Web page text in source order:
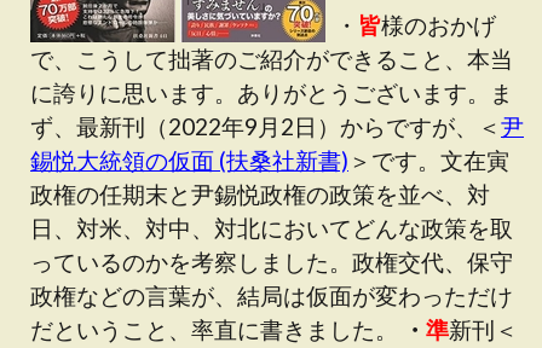
・ 皆様のおかげ
で、こうして拙著のご紹介ができること、本当
に誇りに思います。ありがとうございます。ま
ず、最新刊（2022年9月2日）からですが、＜尹
錫悦大統領の仮面 (扶桑社新書) ＞です。文在寅
政権の任期末と尹錫悦政権の政策を並べ、対
日、対米、対中、対北においてどんな政策を取
っているのかを考察しました。政権交代、保守
政権などの言葉が、結局は仮面が変わっただけ
だということ、率直に書きました。
・ 準新刊＜